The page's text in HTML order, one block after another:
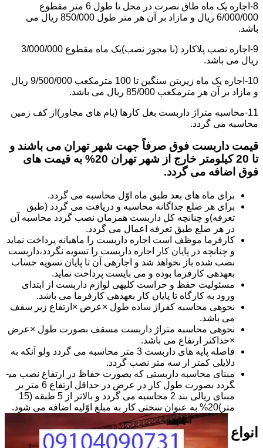
8-اجاره یک ماه طاق نصرت در محل تا طول 6 متر مقطوع
6/000/000 ریال و مازاد بر آن هر متر طول 850/000 ریال می
باشد.
9-اجاره نصب پلاکارد (با مجوز نصب)یک ماه مقطوع 3/000/000
ریال می باشد.
10-اجاره یک ماه زیربتن سنگین تا 100 مترمکعب 9/500/000 ریال
و مازاد بر آن هر مترمکعب 85/000 ریال می باشد.
11-محاسبه متراژ داربست بغل کارها (بام های مجاور)از کف زمین
محاسبه می گردد.
قیمت داربست فوق صرفاً جهت شهر تهران می باشند و
تا 20 کیلومتر خارج از شهر تهران 20% به قیمت های
فوق اضافه می گردد.
برای ماه های بعد طبق ماه اوّل محاسبه می گردد.
برای هر ضلع جداگانه محاسبه و دریافت می گردد (طبق
تعرفه)و چنانچه کل داربست همزمان نصب گردد محاسبه آن
در هر ضلع طبق تعرفه اعمال می گردد.
کارفرما موظف است اجاره داربست را ماهیانه پرداخت نماید
و چنانچه در پایان کار اجاره داربست را تسویه نگردد،داربست
نصب شده باز نخواهد شد و اجاره­ی آن تا پایان تسویه حساب
بعهده­ی کارفرما بوده و می بایست پرداخت نماید.
مسئولیت حفظ و حراست کلیه­ی لوازم داربست از ابتدای
ورود به کارگاه تا پایان کار بعهده­ی کارفرما می باشد.
نحوه­ی محاسبه کفراژ ساده طول ×عرض ×ارتفاع زیر سقف
می باشد.
نحوه­ی محاسبه متراژ داربست مسقف بصورت طول ×عرض
×حداکثر ارتفاع می باشد.
فاصله پایه های داربست 3 متر محاسبه می گردد ولو آنکه به
دلایلی کمتر از سه متر نصب گردد.
مبنای محاسبه داربستی که بصورت حفاظ در ارتفاع نصب می­
گردد بصورت طول کار در عرض در حداقل ارتفاع 6 متر بر
مبنای ریالی بند 2 محاسبه می گردد و بالاتر از 5 طبقه (15
متر)20% به عنوان سختی کار به مبلغ اوّلیه اضافه می شود.
انواع